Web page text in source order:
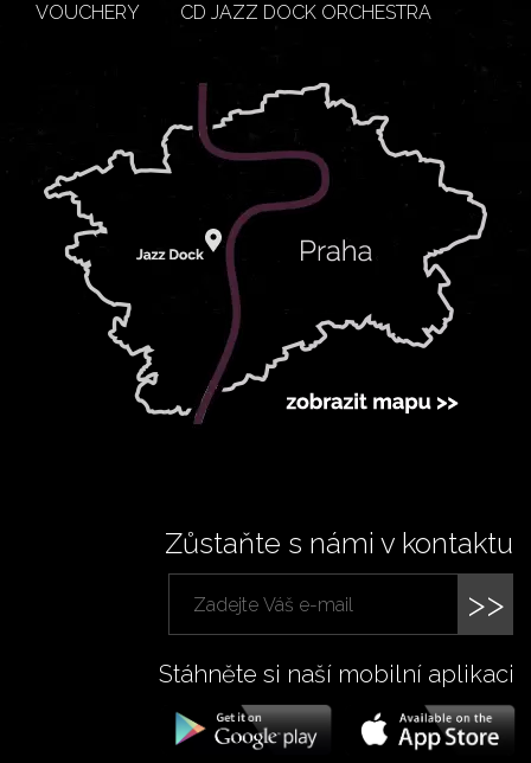
VOUCHERY
CD JAZZ DOCK ORCHESTRA
Zůstaňte s námi v kontaktu
>>
Stáhněte si naší mobilní aplikaci